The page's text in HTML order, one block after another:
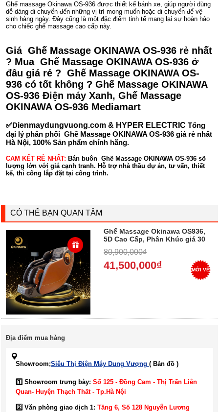
Ghế massage Okinawa OS-936 được thiết kế bánh xe, giúp người dùng
dễ dàng di chuyển đến những vị trí mong muốn hoặc di chuyển để vệ
sinh hàng ngày. Đây cũng là một đặc điểm tinh tế mang lại sự hoàn hảo
cho chiếc ghế massage cao cấp này.
Giá Ghế Massage OKINAWA OS-936 rẻ nhất
? Mua Ghế Massage OKINAWA OS-936 ở
đâu giá rẻ ? Ghế Massage OKINAWA OS-
936 có tốt không ? Ghế Massage OKINAWA
OS-936 Điện máy Xanh, Ghế Massage
OKINAWA OS-936 Mediamart
✅Dienmaydungvuong.com & HYPER ELECTRIC Tổng
đại lý phân phối Ghế Massage OKINAWA OS-936 giá rẻ nhất
Hà Nội, 100% Sản phẩm chính hãng.
CAM KẾT RẺ NHẤT: Bán buôn Ghế Massage OKINAWA OS-936 số
lượng lớn với giá cạnh tranh. Hỗ trợ nhà thầu dự án, tư vấn, thiết
kế, thi công lắp đặt tại công trình.
CÓ THỂ BẠN QUAN TÂM
Ghế Massage Okinawa OS936,
5D Cao Cấp, Phân Khúc giá 30
80,900,000₫
41,500,000₫ MỚI VỀ
Địa điểm mua hàng
Showroom;Siêu Thị Điện Máy Dung Vượng ( Bản đồ )
1️⃣ Showroom trưng bày: Số 125 - Đồng Cam - Thị Trấn Liên
Quan- Huyện Thạch Thất - Tp.Hà Nội
2️⃣ Văn phòng giao dịch 1: Tầng 6, Số 128 Nguyễn Lương